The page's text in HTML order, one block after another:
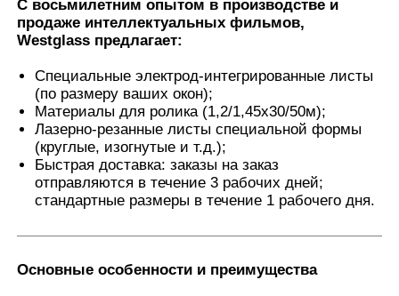
Умный фильм PDLC
Прозрачная нанокерамическая краска
Фотохромная пленка
Умное стекло pdlc
С восьмилетним опытом в производстве и
продаже интеллектуальных фильмов,
Westglass предлагает:
Специальные электрод-интегрированные листы
(по размеру ваших окон);
Материалы для ролика (1,2/1,45х30/50м);
Лазерно-резанные листы специальной формы
(круглые, изогнутые и т.д.);
Быстрая доставка: заказы на заказ
отправляются в течение 3 рабочих дней;
стандартные размеры в течение 1 рабочего дня.
Основные особенности и преимущества